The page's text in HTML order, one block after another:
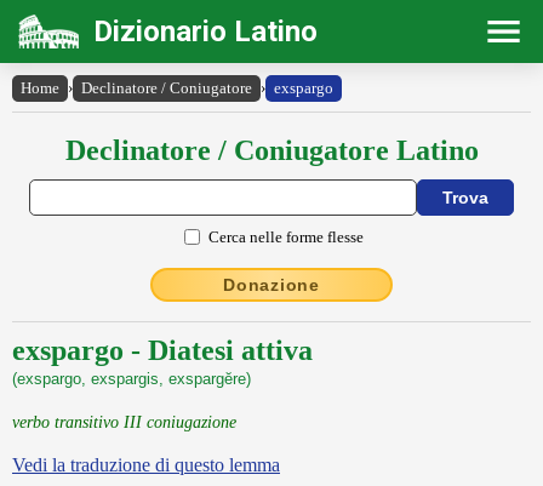
Dizionario Latino
Home › Declinatore / Coniugatore › exspargo
Declinatore / Coniugatore Latino
Cerca nelle forme flesse
Donazione
exspargo - Diatesi attiva
(exspargo, exspargis, exspargĕre)
verbo transitivo III coniugazione
Vedi la traduzione di questo lemma